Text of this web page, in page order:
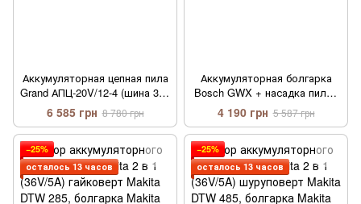
Аккумуляторная цепная пила
Grand АПЦ-20V/12-4 (шина 300
мм 20V 4А/ч)
6 585 грн 8 780 грн
Аккумуляторная болгарка
Bosch GWX + насадка пила (
36V, Ø125 мм). УШМ Бош,
угловая шлифмашина,
турбинка
4 190 грн 5 587 грн
−25%
осталось 13 часов
−25%
осталось 13 часов